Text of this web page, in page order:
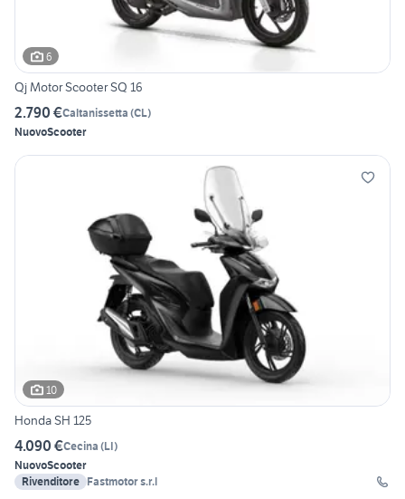
6
Qj Motor Scooter SQ 16
2.790 €Caltanissetta (CL)
NuovoScooter
10
Honda SH 125
4.090 €Cecina (LI)
NuovoScooter
Rivenditore Fastmotor s.r.l